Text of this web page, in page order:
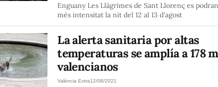
Enguany Les Llàgrimes de Sant Llorenç es
més intensitat la nit del 12 al 13 d'agost
La alerta sanitaria por altas
temperaturas se amplía a 178
valencianos
València Extra12/08/2021